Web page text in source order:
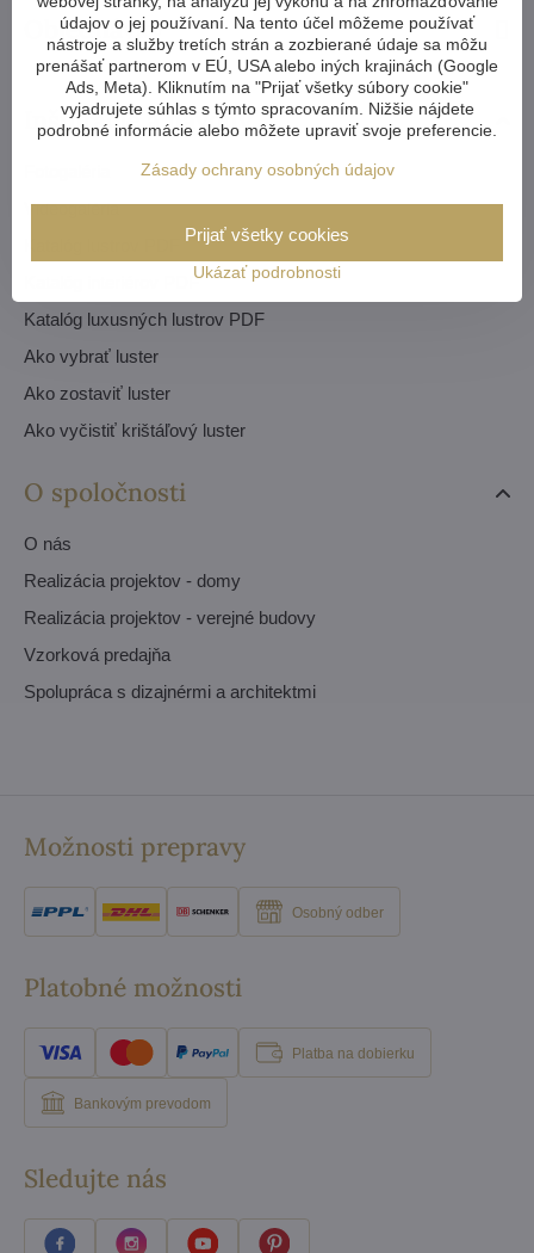
Objednávky
Inšpirácie a návody
Videogaléria
Katalóg interiérov PDF
Katalóg luxusných lustrov PDF
Ako vybrať luster
Ako zostaviť luster
Ako vyčistiť krištáľový luster
O spoločnosti
O nás
Realizácia projektov - domy
Realizácia projektov - verejné budovy
Vzorková predajňa
Spolupráca s dizajnérmi a architektmi
Možnosti prepravy
Osobný odber
Platobné možnosti
Platba na dobierku
Bankovým prevodom
Sledujte nás
údajov o jej používaní. Na tento účel môžeme používať
nástroje a služby tretích strán a zozbierané údaje sa môžu
prenášať partnerom v EÚ, USA alebo iných krajinách (Google
Ads, Meta). Kliknutím na "Prijať všetky súbory cookie"
vyjadrujete súhlas s týmto spracovaním. Nižšie nájdete
podrobné informácie alebo môžete upraviť svoje preferencie.
Zásady ochrany osobných údajov
Ukázať podrobnosti
Prijať všetky cookies